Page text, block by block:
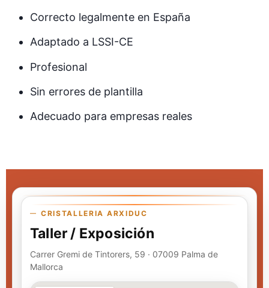
Correcto legalmente en España
Adaptado a LSSI-CE
Profesional
Sin errores de plantilla
Adecuado para empresas reales
CRISTALLERIA ARXIDUC
Taller / Exposición
Carrer Gremi de Tintorers, 59 · 07009 Palma de
Mallorca